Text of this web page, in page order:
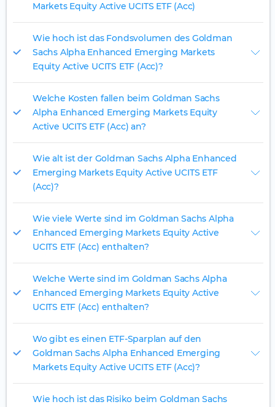
Markets Equity Active UCITS ETF (Acc)
Wie hoch ist das Fondsvolumen des Goldman
Sachs Alpha Enhanced Emerging Markets
Equity Active UCITS ETF (Acc)?
Welche Kosten fallen beim Goldman Sachs
Alpha Enhanced Emerging Markets Equity
Active UCITS ETF (Acc) an?
Wie alt ist der Goldman Sachs Alpha Enhanced
Emerging Markets Equity Active UCITS ETF
(Acc)?
Wie viele Werte sind im Goldman Sachs Alpha
Enhanced Emerging Markets Equity Active
UCITS ETF (Acc) enthalten?
Welche Werte sind im Goldman Sachs Alpha
Enhanced Emerging Markets Equity Active
UCITS ETF (Acc) enthalten?
Wo gibt es einen ETF-Sparplan auf den
Goldman Sachs Alpha Enhanced Emerging
Markets Equity Active UCITS ETF (Acc)?
Wie hoch ist das Risiko beim Goldman Sachs